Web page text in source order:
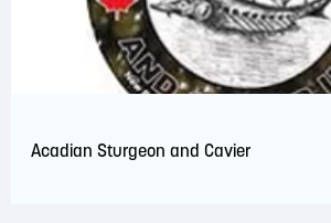
Acadian Sturgeon and Cavier